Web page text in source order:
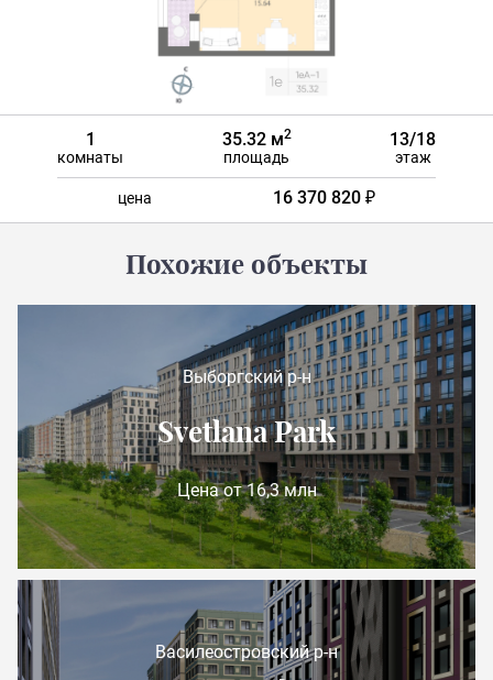
1
комнаты
35.32 м2
площадь
13/18
этаж
цена 16 370 820 ₽
Похожие объекты
Выборгский р-н
Svetlana Park
Цена от 16,3 млн
Василеостровский р-н